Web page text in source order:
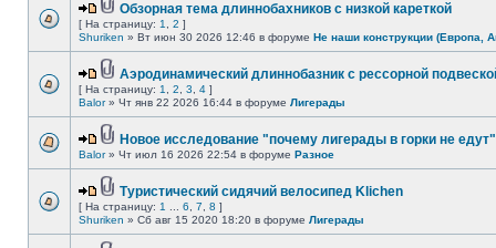
Обзорная тема длиннобахников с низкой кареткой
[ На страницу: 1 2 ]
Shuriken » Вт июн 30 2026 12:46 в форуме Не наши конструкции (Европа,
Аэродинамический длиннобазник с рессорной
[ На страницу: 1 2 3 4 ]
Balor» Чт янв 22 2026 16:44 в форуме Лигерады
Новое исследование "почему лигерады в горки не
Balor» Чт июл 16 2026 22:54 в форуме Разное
Туристический сидячий велосипед Klichen
[ На страницу: 1 6 7 8 ]
Shuriken » Сб авг 15 2020 18:20 в форуме Лигерады